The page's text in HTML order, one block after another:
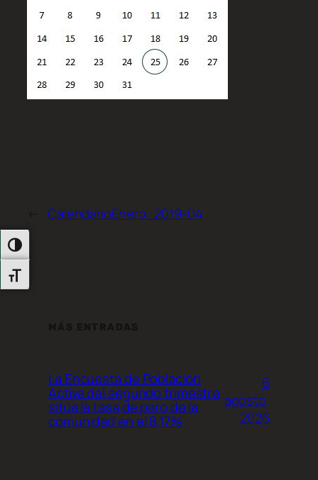
Alternar Alto Contraste
Alternar Tamaño De Letra
CalendarioEnero_2019-04
La Encuesta de Población
Activa del segundo trimestre
sitúa la tasa de paro de la
comunidad en el 8,17%
6
agosto,
2026